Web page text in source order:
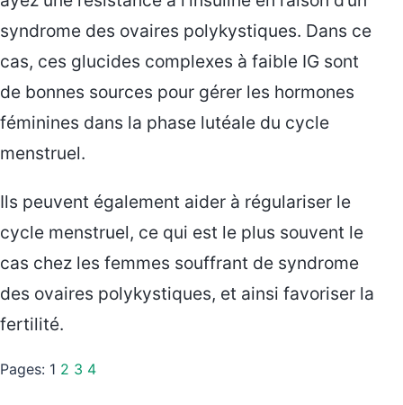
syndrome des ovaires polykystiques. Dans ce
cas, ces glucides complexes à faible IG sont
de bonnes sources pour gérer les hormones
féminines dans la phase lutéale du cycle
menstruel.
Ils peuvent également aider à régulariser le
cycle menstruel, ce qui est le plus souvent le
cas chez les femmes souffrant de syndrome
des ovaires polykystiques, et ainsi favoriser la
fertilité.
Pages: 1 2 3 4